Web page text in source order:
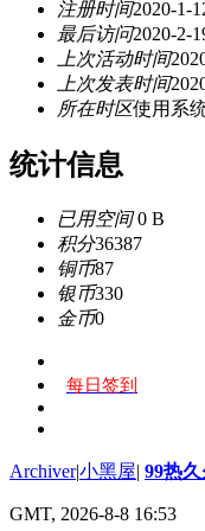
注册时间2020-1-
最后访问2020-2-
上次活动时间
上次发表时间
所在时区使用系
统计信息
已用空间0 B
积分36387
铜币87
银币330
金币0
每日签到
Archiver|小黑屋| 99热
GMT, 2026-8-8 16:53